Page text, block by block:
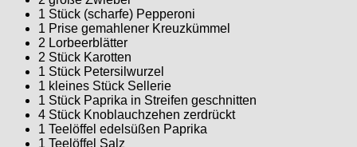
1 Stück (scharfe) Pepperoni
1 Prise gemahlener Kreuzkümmel
2 Lorbeerblätter
2 Stück Karotten
1 Stück Petersilwurzel
1 kleines Stück Sellerie
1 Stück Paprika in Streifen geschnitten
4 Stück Knoblauchzehen zerdrückt
1 Teelöffel edelsüßen Paprika
1 Teelöffel Salz